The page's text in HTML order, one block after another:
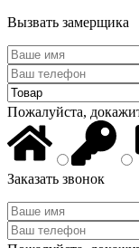
Вызвать замерщика
Пожалуйста,
Заказать звонок